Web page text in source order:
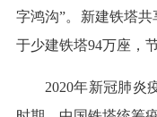
字鸿沟”。新建铁塔共
于少建铁塔94万座，
2020年新冠肺炎